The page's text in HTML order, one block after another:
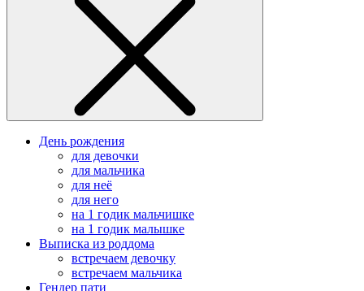
День рождения
для девочки
для мальчика
для неё
для него
на 1 годик мальчишке
на 1 годик малышке
Выписка из роддома
встречаем девочку
встречаем мальчика
Гендер пати